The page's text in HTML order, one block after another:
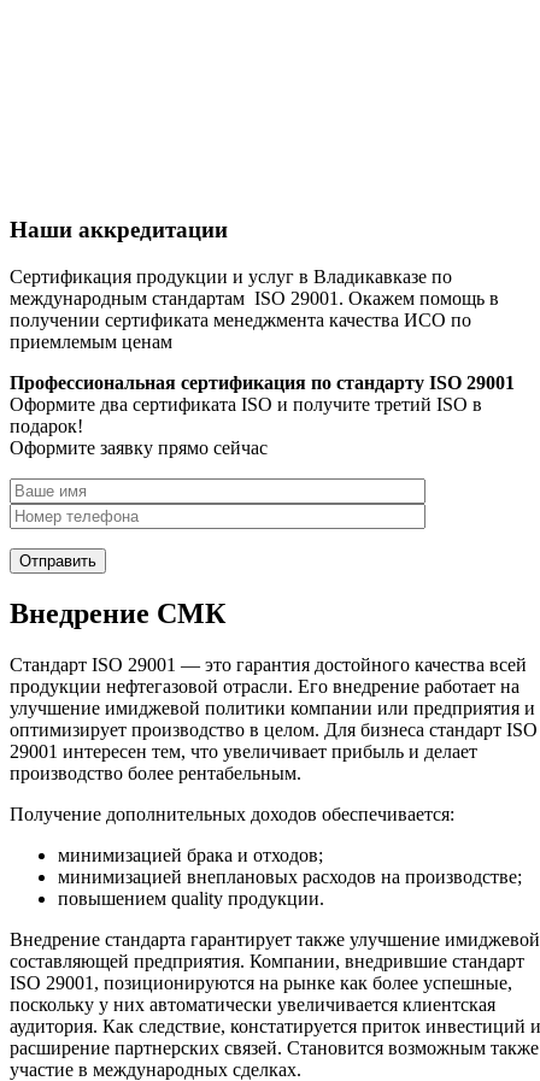
Наши аккредитации
Сертификация продукции и услуг в Владикавказе по
международным стандартам ISO 29001. Окажем помощь в
получении сертификата менеджмента качества ИСО по
приемлемым ценам
Профессиональная сертификация по стандарту ISO 29001
Оформите два сертификата ISO и получите третий ISO в
подарок!
Оформите заявку прямо сейчас
Внедрение СМК
Стандарт ISO 29001 — это гарантия достойного качества всей
продукции нефтегазовой отрасли. Его внедрение работает на
улучшение имиджевой политики компании или предприятия и
оптимизирует производство в целом. Для бизнеса стандарт ISO
29001 интересен тем, что увеличивает прибыль и делает
производство более рентабельным.
Получение дополнительных доходов обеспечивается:
минимизацией брака и отходов;
минимизацией внеплановых расходов на производстве;
повышением quality продукции.
Внедрение стандарта гарантирует также улучшение имиджевой
составляющей предприятия. Компании, внедрившие стандарт
ISO 29001, позиционируются на рынке как более успешные,
поскольку у них автоматически увеличивается клиентская
аудитория. Как следствие, констатируется приток инвестиций и
расширение партнерских связей. Становится возможным также
участие в международных сделках.